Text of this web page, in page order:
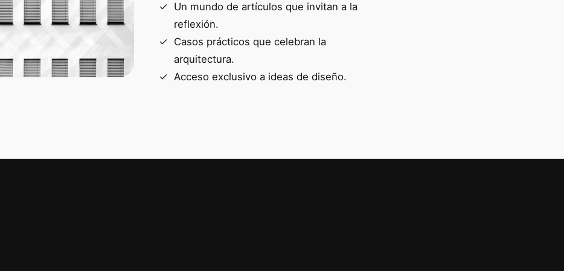
Un mundo de artículos que invitan a la
reflexión.
Casos prácticos que celebran la
arquitectura.
Acceso exclusivo a ideas de diseño.